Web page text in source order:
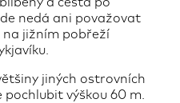
nedá ani považovat
na jižním pobřeží
jiných ostrovních
výškou 60 m.